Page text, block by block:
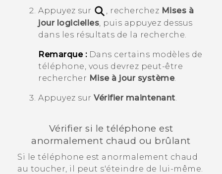
Appuyez sur
, recherchez Mises à
jour logicielles, puis appuyez dessus
dans les résultats de la recherche.
Remarque :Dans certains modèles de
téléphone, vous devrez peut-être
rechercher Mise à jour système.
Appuyez sur Vérifier maintenant.
Vérifier si le téléphone est
anormalement chaud ou brûlant
Si le téléphone est anormalement chaud
au toucher, il peut s'éteindre de lui-même.